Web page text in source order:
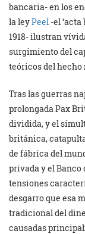
bancaria- en los
la leyPeel -el
1918- ilustran
surgimiento del
teóricos del hecho
Tras las guerras
prolongada Pax
dividida, y el
británica,
de fábrica del
privada y el
tensiones
desgarro que esa
tradicional del
causadas